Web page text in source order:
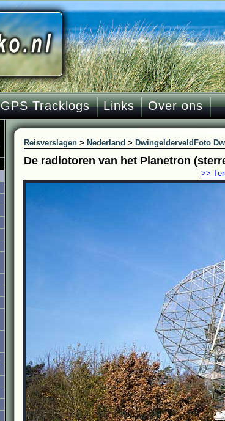
GPS Tracklogs Links Over ons
Reisverslagen > Nederland > Dwingelderveld Foto
De radiotoren van het Planetron
>>